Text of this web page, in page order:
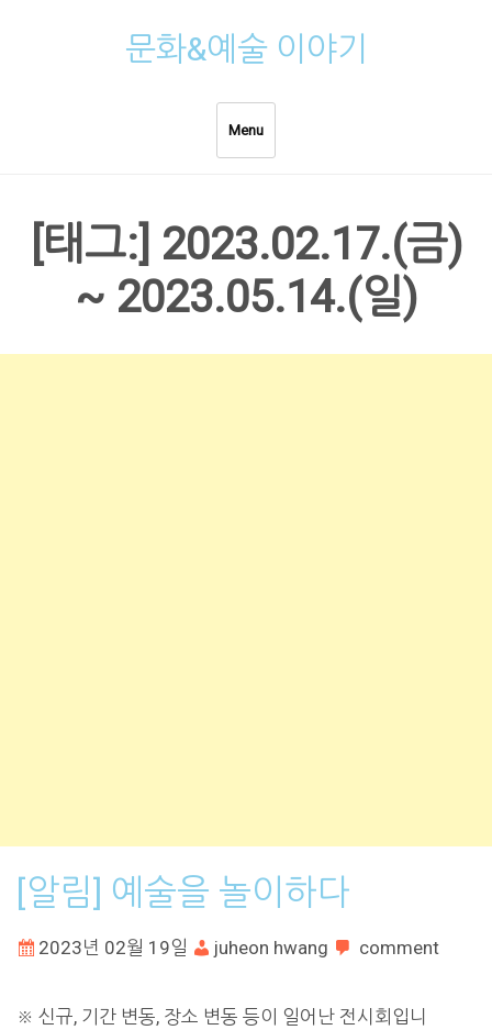
문화&예술 이야기
Menu
[태그:] 2023.02.17.(금)
~ 2023.05.14.(일)
[알림] 예술을 놀이하다
2023년 02월 19일 juheon hwang comment
※ 신규, 기간 변동, 장소 변동 등이 일어난 전시회입니